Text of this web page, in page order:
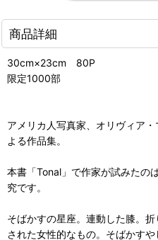
商品詳細
30cm×23cm 80P
限定1000部
アメリカ人写真家、オリヴィア
よる作品集。
本書「Tonal」で作家が試みたの
究です。
そばかすの星座。連動した膝。
された女性的なもの。そばかす